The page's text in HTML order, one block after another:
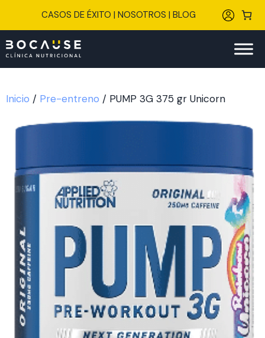
CASOS DE ÉXITO | NOSOTROS | BLOG
Inicio / Pre-entreno / PUMP 3G 375 gr Unicorn